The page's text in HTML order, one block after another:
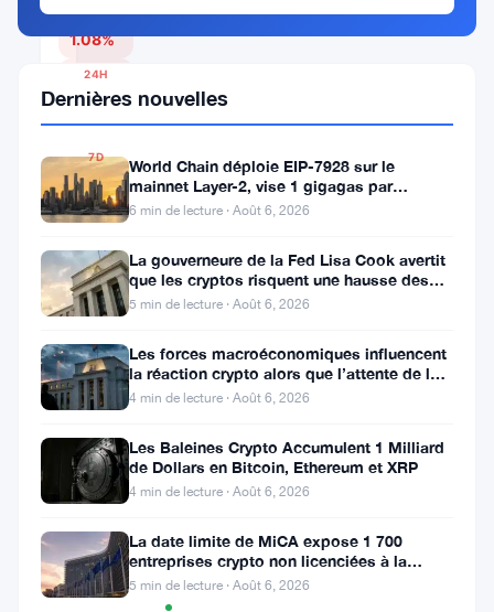
▼
1.08%
24H
▼
2.47%
7D
▼
25.14%
Partager
Graphique
Dernières nouvelles
World Chain déploie EIP-7928 sur le
mainnet Layer-2, vise 1 gigagas par
seconde
6 min de lecture · Août 6, 2026
La gouverneure de la Fed Lisa Cook avertit
que les cryptos risquent une hausse des
taux
5 min de lecture · Août 6, 2026
Les forces macroéconomiques influencent
la réaction crypto alors que l’attente de la
Fed se poursuit
4 min de lecture · Août 6, 2026
Les Baleines Crypto Accumulent 1 Milliard
de Dollars en Bitcoin, Ethereum et XRP
4 min de lecture · Août 6, 2026
La date limite de MiCA expose 1 700
entreprises crypto non licenciées à la
fraude par usurpation
5 min de lecture · Août 6, 2026